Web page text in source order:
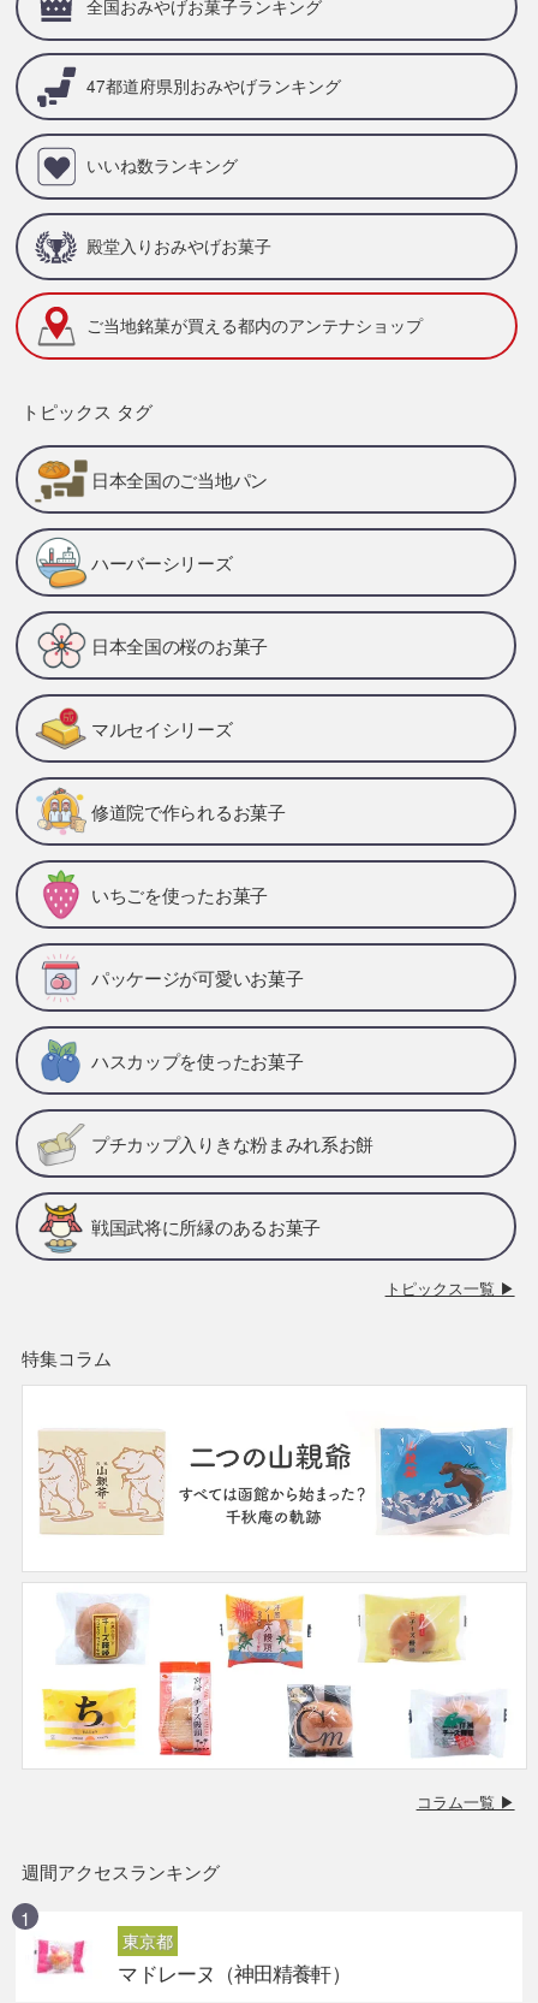
全国おみやげお菓子ランキング
47都道府県別おみやげランキング
いいね数ランキング
殿堂入りおみやげお菓子
ご当地銘菓が買える都内のアンテナショップ
トピックス タグ
日本全国のご当地パン
ハーバーシリーズ
日本全国の桜のお菓子
マルセイシリーズ
修道院で作られるお菓子
いちごを使ったお菓子
パッケージが可愛いお菓子
ハスカップを使ったお菓子
プチカップ入りきな粉まみれ系お餅
戦国武将に所縁のあるお菓子
トピックス一覧 ▶
特集コラム
コラム一覧 ▶
週間アクセスランキング
東京都
マドレーヌ（神田精養軒）